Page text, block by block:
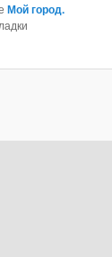
Мой город.